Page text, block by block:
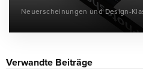
Neuerscheinungen und Design-
Verwandte Beiträge